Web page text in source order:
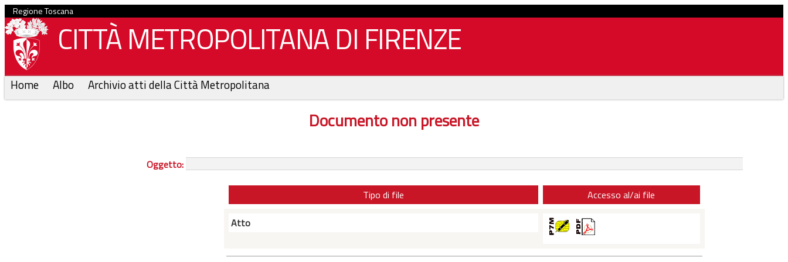
Regione Toscana
CITTÀ METROPOLITANA DI FIRENZE
Home Albo Archivio atti della Città Metropolitana
Documento non presente
Oggetto:
Tipo di file
Accesso al/ai file
Atto